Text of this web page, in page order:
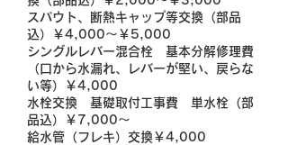
スパウト、断熱キャップ等交換（部品
込）￥4,000～￥5,000
シングルレバー混合栓 基本分解修理費
（口から水漏れ、レバーが堅い、戻らな
い等）￥4,000
水栓交換 基礎取付工事費 単水栓（部
品込）￥7,000～
給水管（フレキ）交換￥4,000